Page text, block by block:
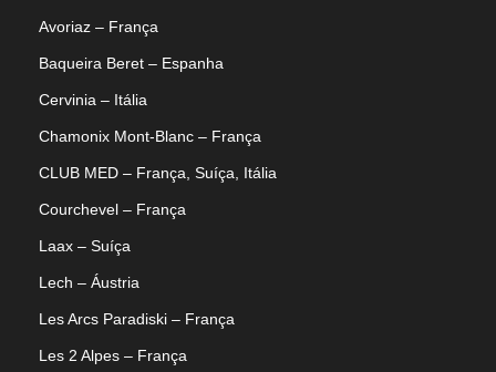
Avoriaz – França
Baqueira Beret – Espanha
Cervinia – Itália
Chamonix Mont-Blanc – França
CLUB MED – França, Suíça, Itália
Courchevel – França
Laax – Suíça
Lech – Áustria
Les Arcs Paradiski – França
Les 2 Alpes – França